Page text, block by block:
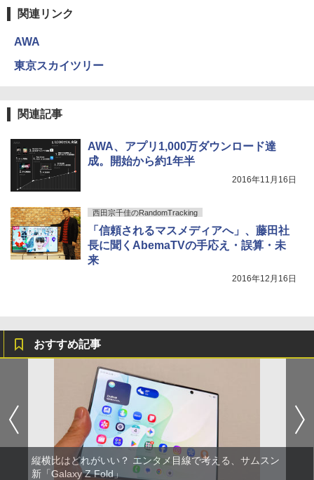
関連リンク
AWA
東京スカイツリー
関連記事
AWA、アプリ1,000万ダウンロード達
成。開始から約1年半
2016年11月16日
西田宗千佳のRandomTracking
「信頼されるマスメディアへ」、藤田社
長に聞くAbemaTVの手応え・誤算・未
来
2016年12月16日
おすすめ記事
縦横比はどれがいい？ エンタメ目線で考える、サムスン
新「Galaxy Z Fold」